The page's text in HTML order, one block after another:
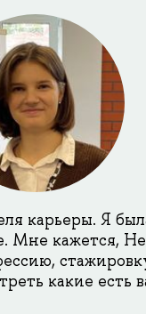
карьеры. Я
кажется,
какие